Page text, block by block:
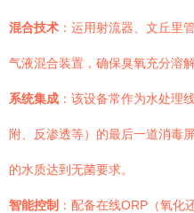
混合技术 ：运用射流器、文丘里
气液混合装置，确保臭氧充分溶
系统集成 ：该设备常作为水处理
附、反渗透等）的最后一道消毒
的水质达到无菌要求。
智能控制 ：配备在线ORP（氧化